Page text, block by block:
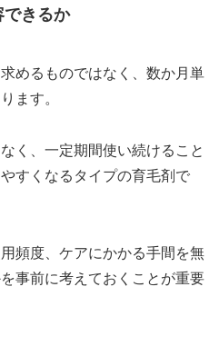
できるか
めるものではなく、数か月単
ます。
く、一定期間使い続けること
すくなるタイプの育毛剤で
頻度、ケアにかかる手間を無
事前に考えておくことが重要